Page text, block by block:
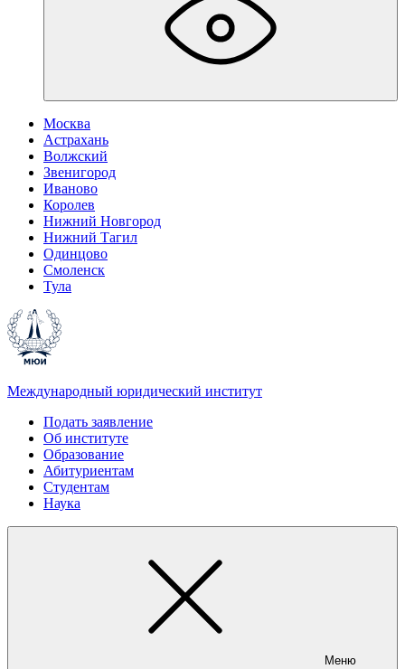
Москва
Астрахань
Волжский
Звенигород
Иваново
Королев
Нижний Новгород
Нижний Тагил
Одинцово
Смоленск
Тула
Международный юридический институт
Подать заявление
Об институте
Образование
Абитуриентам
Студентам
Наука
Меню